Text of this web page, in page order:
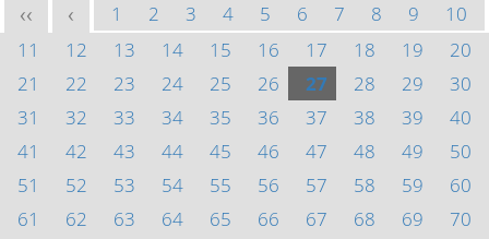
<< < 1 2 3 4 5 6 7 8 9
10
11
12 13 14 15 16 17 18 19
20
21
22 23 24 25 26 27 28 29
30
31
32 33 34 35 36 37 38 39
40
41
42 43 44 45 46 47 48 49
50
51
52 53 54 55 56 57 58 59
60
61
62 63 64 65 66 67 68 69
70